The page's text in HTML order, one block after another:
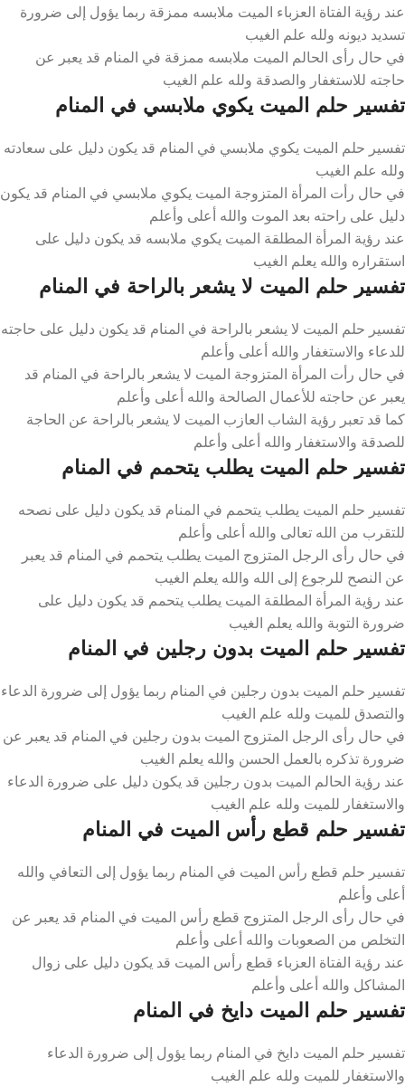
عند رؤية الفتاة العزباء الميت ملابسه ممزقة ربما يؤول إلى ضرورة
تسديد ديونه ولله علم الغيب
في حال رأى الحالم الميت ملابسه ممزقة في المنام قد يعبر عن
حاجته للاستغفار والصدقة ولله علم الغيب
تفسير حلم الميت يكوي ملابسي في المنام
تفسير حلم الميت يكوي ملابسي في المنام قد يكون دليل على سعادته
ولله علم الغيب
في حال رأت المرأة المتزوجة الميت يكوي ملابسي في المنام قد يكون
دليل على راحته بعد الموت والله أعلى وأعلم
عند رؤية المرأة المطلقة الميت يكوي ملابسه قد يكون دليل على
استقراره والله يعلم الغيب
تفسير حلم الميت لا يشعر بالراحة في المنام
تفسير حلم الميت لا يشعر بالراحة في المنام قد يكون دليل على حاجته
للدعاء والاستغفار والله أعلى وأعلم
في حال رأت المرأة المتزوجة الميت لا يشعر بالراحة في المنام قد
يعبر عن حاجته للأعمال الصالحة والله أعلى وأعلم
كما قد تعبر رؤية الشاب العازب الميت لا يشعر بالراحة عن الحاجة
للصدقة والاستغفار والله أعلى وأعلم
تفسير حلم الميت يطلب يتحمم في المنام
تفسير حلم الميت يطلب يتحمم في المنام قد يكون دليل على نصحه
للتقرب من الله تعالى والله أعلى وأعلم
في حال رأى الرجل المتزوج الميت يطلب يتحمم في المنام قد يعبر
عن النصح للرجوع إلى الله والله يعلم الغيب
عند رؤية المرأة المطلقة الميت يطلب يتحمم قد يكون دليل على
ضرورة التوبة والله يعلم الغيب
تفسير حلم الميت بدون رجلين في المنام
تفسير حلم الميت بدون رجلين في المنام ربما يؤول إلى ضرورة الدعاء
والتصدق للميت ولله علم الغيب
في حال رأى الرجل المتزوج الميت بدون رجلين في المنام قد يعبر عن
ضرورة تذكره بالعمل الحسن والله يعلم الغيب
عند رؤية الحالم الميت بدون رجلين قد يكون دليل على ضرورة الدعاء
والاستغفار للميت ولله علم الغيب
تفسير حلم قطع رأس الميت في المنام
تفسير حلم قطع رأس الميت في المنام ربما يؤول إلى التعافي والله
أعلى وأعلم
في حال رأى الرجل المتزوج قطع رأس الميت في المنام قد يعبر عن
التخلص من الصعوبات والله أعلى وأعلم
عند رؤية الفتاة العزباء قطع رأس الميت قد يكون دليل على زوال
المشاكل والله أعلى وأعلم
تفسير حلم الميت دايخ في المنام
تفسير حلم الميت دايخ في المنام ربما يؤول إلى ضرورة الدعاء
والاستغفار للميت ولله علم الغيب